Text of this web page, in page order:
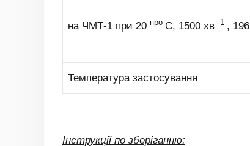
на ЧМТ-1 при 20 про С, 1500 хв -1 ,
Температура застосування
Інструкції по зберіганню: